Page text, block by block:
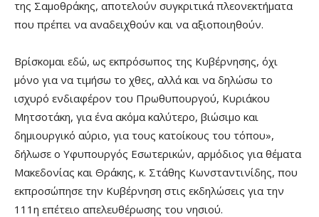
της Σαμοθράκης, αποτελούν συγκριτικά πλεονεκτήματα
που πρέπει να αναδειχθούν και να αξιοποιηθούν.
Βρίσκομαι εδώ, ως εκπρόσωπος της Κυβέρνησης, όχι
μόνο για να τιμήσω το χθες, αλλά και να δηλώσω το
ισχυρό ενδιαφέρον του Πρωθυπουργού, Κυριάκου
Μητσοτάκη, για ένα ακόμα καλύτερο, βιώσιμο και
δημιουργικό αύριο, για τους κατοίκους του τόπου»,
δήλωσε ο Υφυπουργός Εσωτερικών, αρμόδιος για θέματα
Μακεδονίας και Θράκης, κ. Στάθης Κωνσταντινίδης, που
εκπροσώπησε την Κυβέρνηση στις εκδηλώσεις για την
111η επέτειο απελευθέρωσης του νησιού.